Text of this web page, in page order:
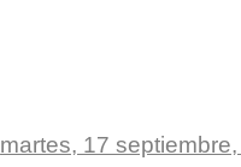
martes, 17